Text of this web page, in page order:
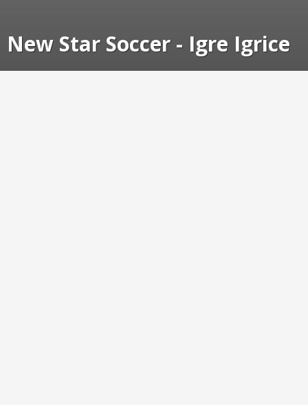
New Star Soccer - Igre Igrice